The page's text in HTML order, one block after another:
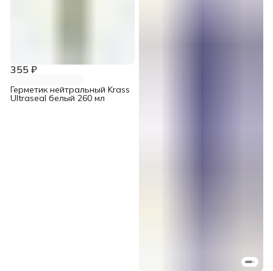
355 ₽
Герметик нейтральный Krass
Ultraseal белый 260 мл